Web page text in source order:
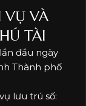
VỤ VÀ
TÀI
đầu ngày
Thành phố
lưu trú số: